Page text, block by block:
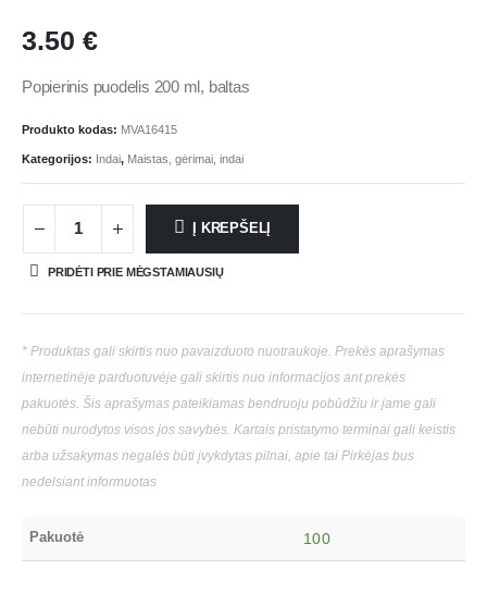
3.50 €
Popierinis puodelis 200 ml, baltas
Produkto kodas: MVA16415
Kategorijos: Indai, Maistas, gėrimai, indai
Į KREPŠELĮ
PRIDĖTI PRIE MĖGSTAMIAUSIŲ
* Produktas gali skirtis nuo pavaizduoto nuotraukoje. Prekės aprašymas
internetinėje parduotuvėje gali skirtis nuo informacijos ant prekės
pakuotės. Šis aprašymas pateikiamas bendruoju pobūdžiu ir jame gali
nebūti nurodytos visos jos savybės. Kartais pristatymo terminai gali keistis
arba užsakymas negalės būti įvykdytas pilnai, apie tai Pirkėjas bus
nedelsiant informuotas
Pakuotė 100